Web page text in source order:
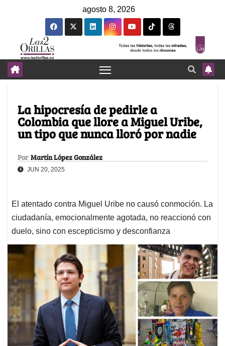
agosto 8, 2026
La hipocresía de pedirle a
Colombia que llore a Miguel Uribe,
un tipo que nunca lloró por nadie
Por Martín López González
JUN 20, 2025
El atentado contra Miguel Uribe no causó conmoción. La
ciudadanía, emocionalmente agotada, no reaccionó con
duelo, sino con escepticismo y desconfianza